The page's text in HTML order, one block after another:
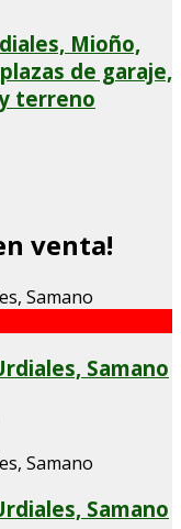
Mioño,
de garaje,
terreno
venta!
Samano
Samano